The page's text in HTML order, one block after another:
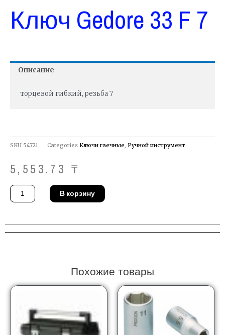
Ключ Gedore 33 F 7
Описание
торцевой гибкий, резьба 7
SKU 54721 Categories Ключи гаечные, Ручной инструмент
5,553.73 ₸
Количество
товара
Ключ
7
В корзину
Похожие товары